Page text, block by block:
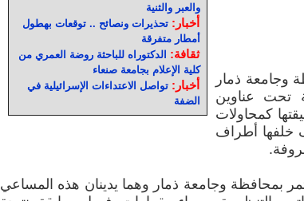
والعبر والثنية
أخبار:تحذيرات ونصائح .. توقعات بهطول
أمطار متفرقة
ثقافة: الدكتوراه للباحثة روضة العمري من
كلية الإعلام بجامعة صنعاء
أخبار:تواصل الاعتداءات الإسرائيلية في
الضفة
وجامعة ذمار
تحت عناوين
كمحاولات
خلفها أطراف
بمحافظة وجامعة ذمار وهما يدينان هذه المساعي